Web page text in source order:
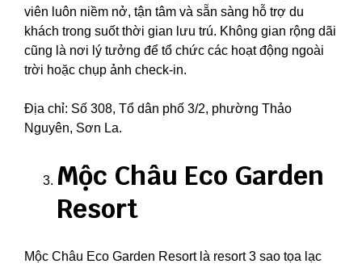
viên luôn niềm nở, tận tâm và sẵn sàng hỗ trợ du
khách trong suốt thời gian lưu trú. Không gian rộng dãi
cũng là nơi lý tưởng để tổ chức các hoạt động ngoài
trời hoặc chụp ảnh check-in.
Địa chỉ: Số 308, Tổ dân phố 3/2, phường Thảo
Nguyên, Sơn La.
Mộc Châu Eco Garden
Resort
Mộc Châu Eco Garden Resort là resort 3 sao tọa lạc